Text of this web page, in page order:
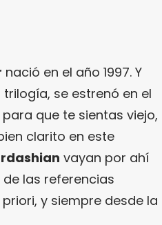
nació en el año 1997. Y
se estrenó en el
que te sientas viejo,
clarito en este
vayan por ahí
de las referencias
y siempre desde la